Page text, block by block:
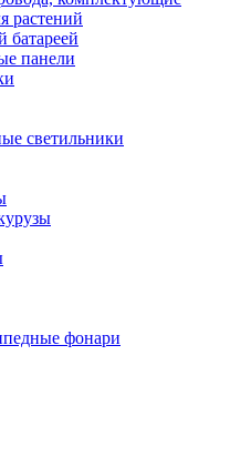
растений
батареей
панели
светильники
фонари